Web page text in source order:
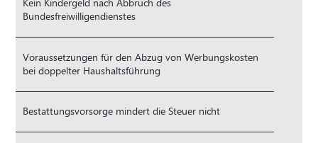
Bundesfreiwilligendienstes
Voraussetzungen für den Abzug von Werbungskosten
bei doppelter Haushaltsführung
Bestattungsvorsorge mindert die Steuer nicht